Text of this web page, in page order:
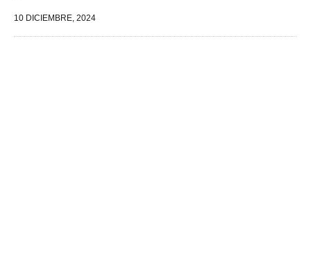
10 DICIEMBRE, 2024